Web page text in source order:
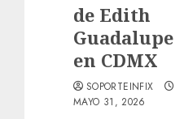
de Edith
Guadalupe
en CDMX
SOPORTEINFIX
MAYO 31, 2026